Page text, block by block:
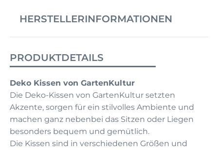
HERSTELLERINFORMATIONEN
PRODUKTDETAILS
Deko Kissen von GartenKultur
Die Deko-Kissen von GartenKultur setzten
Akzente, sorgen für ein stilvolles Ambiente und
machen ganz nebenbei das Sitzen oder Liegen
besonders bequem und gemütlich.
Die Kissen sind in verschiedenen Größen und